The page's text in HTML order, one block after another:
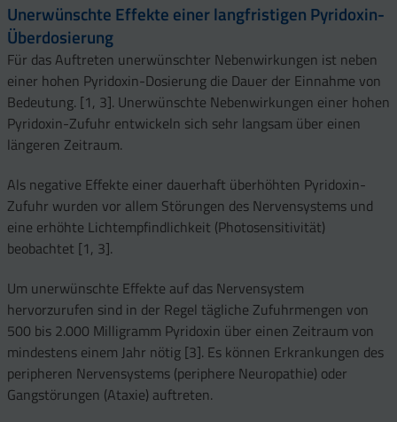
Unerwünschte Effekte einer langfristigen Pyridoxin-
Überdosierung
Für das Auftreten unerwünschter Nebenwirkungen ist neben
einer hohen Pyridoxin-Dosierung die Dauer der Einnahme von
Bedeutung. [1, 3]. Unerwünschte Nebenwirkungen einer hohen
Pyridoxin-Zufuhr entwickeln sich sehr langsam über einen
längeren Zeitraum.
Als negative Effekte einer dauerhaft überhöhten Pyridoxin-
Zufuhr wurden vor allem Störungen des Nervensystems und
eine erhöhte Lichtempfindlichkeit (Photosensitivität)
beobachtet [1, 3].
Um unerwünschte Effekte auf das Nervensystem
hervorzurufen sind in der Regel tägliche Zufuhrmengen von
500 bis 2.000 Milligramm Pyridoxin über einen Zeitraum von
mindestens einem Jahr nötig [3]. Es können Erkrankungen des
peripheren Nervensystems (periphere Neuropathie) oder
Gangstörungen (Ataxie) auftreten.